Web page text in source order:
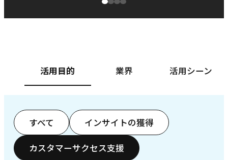
活用目的 業界 活用シーン
すべて インサイトの獲得
カスタマーサクセス支援